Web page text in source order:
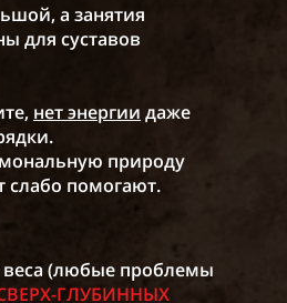
а занятия
для суставов
нет энергии даже
природу
слабо помогают.
веса (любые проблемы
ГЛУБИННЫХ